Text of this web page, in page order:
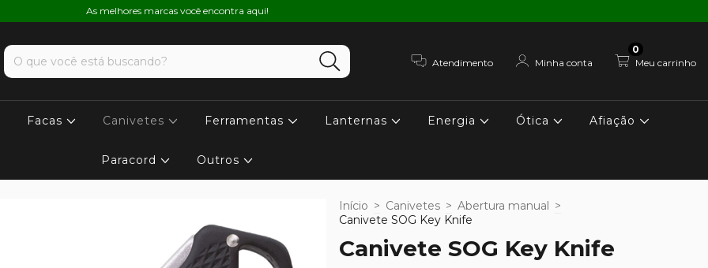
As melhores marcas você encontra aqui!
Atendimento Minha conta Meu carrinho
0
Facas Canivetes Ferramentas Lanternas Energia Ótica Afiação
Paracord Outros
Início > Canivetes > Abertura manual >
Canivete SOG Key Knife
Canivete SOG Key Knife